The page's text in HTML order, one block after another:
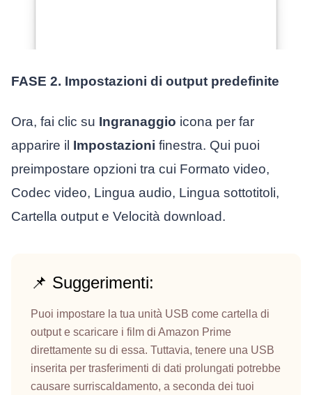
FASE 2. Impostazioni di output predefinite
Ora, fai clic su Ingranaggio icona per far
apparire il Impostazioni finestra. Qui puoi
preimpostare opzioni tra cui Formato video,
Codec video, Lingua audio, Lingua sottotitoli,
Cartella output e Velocità download.
📌 Suggerimenti:
Puoi impostare la tua unità USB come cartella di
output e scaricare i film di Amazon Prime
direttamente su di essa. Tuttavia, tenere una USB
inserita per trasferimenti di dati prolungati potrebbe
causare surriscaldamento, a seconda dei tuoi